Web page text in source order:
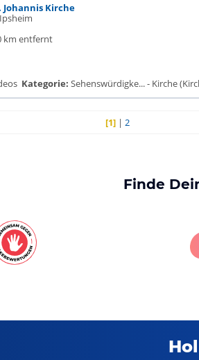
Johannis Kirche
km entfernt
Kategorie: Sehenswürdigke... - Kirche
[1] |2
Finde